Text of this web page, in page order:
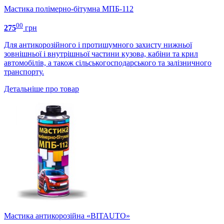
Мастика полімерно-бітумна МПБ-112
27500 грн
Для антикорозійного і протишумного захисту нижньої
зовнішньої і внутрішньої частини кузова, кабіни та крил
автомобілів, а також сільськогосподарського та залізничного
транспорту.
Детальніше про товар
Мастика антикорозійна «ВITAUTO»